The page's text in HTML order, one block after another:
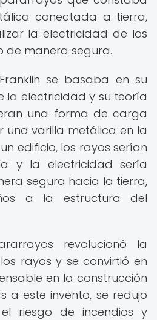
conectada a tierra,
la electricidad de los
de manera segura.
se basaba en su
la electricidad y su teoría
una forma de carga
una varilla metálica en la
edificio, los rayos serían
y la electricidad sería
segura hacia la tierra,
a la estructura del
revolucionó la
rayos y se convirtió en
en la construcción
a este invento, se redujo
riesgo de incendios y